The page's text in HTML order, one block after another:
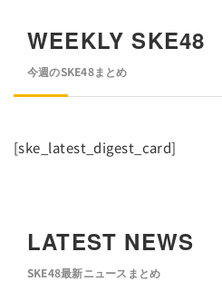
WEEKLY SKE48
今週のSKE48まとめ
[ske_latest_digest_card]
LATEST NEWS
SKE48最新ニュースまとめ